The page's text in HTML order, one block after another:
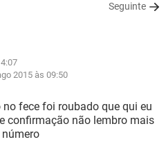
EXCEL
GMAIL
EXCEL
GMAIL
WHATSAPP
FACEBOOK
Seguinte
2015 às 09:50
fece foi roubado que qui eu
confirmação não lembro mais